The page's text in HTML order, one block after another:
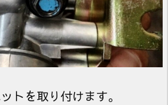
トを取り付けます。